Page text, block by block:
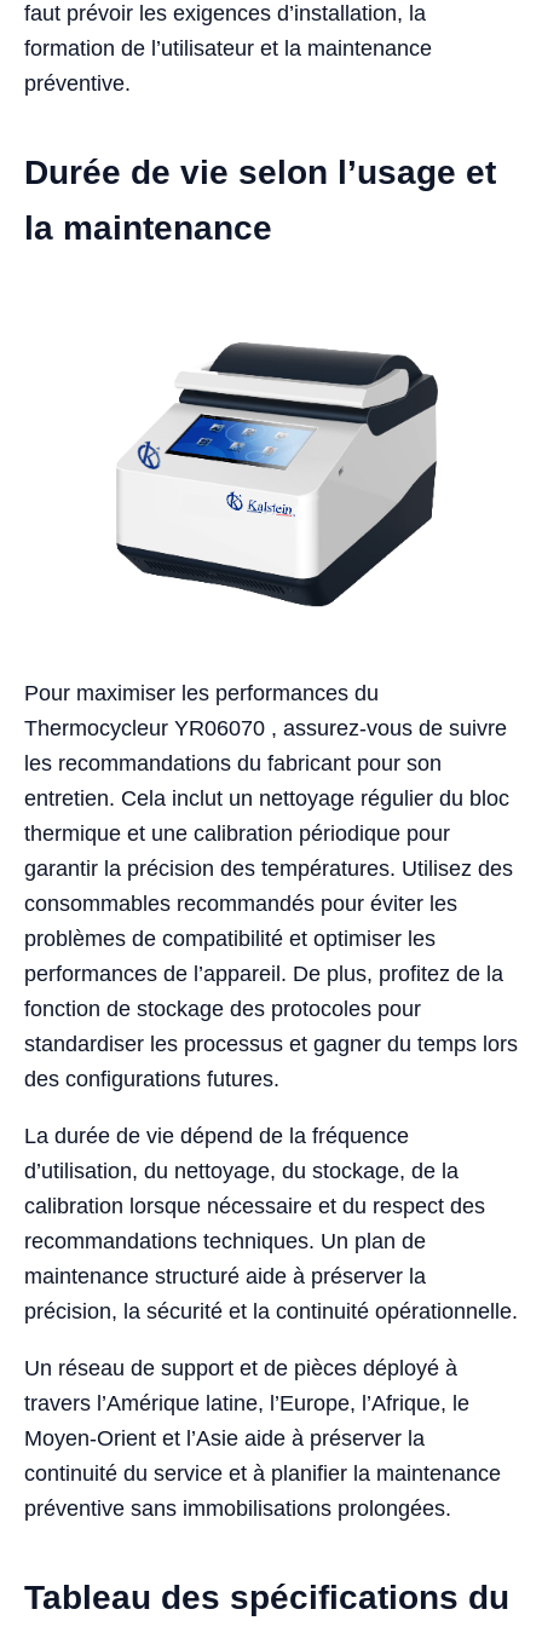
faut prévoir les exigences d’installation, la
formation de l’utilisateur et la maintenance
préventive.
Durée de vie selon l’usage et
la maintenance
Pour maximiser les performances du
Thermocycleur YR06070 , assurez-vous de suivre
les recommandations du fabricant pour son
entretien. Cela inclut un nettoyage régulier du bloc
thermique et une calibration périodique pour
garantir la précision des températures. Utilisez des
consommables recommandés pour éviter les
problèmes de compatibilité et optimiser les
performances de l’appareil. De plus, profitez de la
fonction de stockage des protocoles pour
standardiser les processus et gagner du temps lors
des configurations futures.
La durée de vie dépend de la fréquence
d’utilisation, du nettoyage, du stockage, de la
calibration lorsque nécessaire et du respect des
recommandations techniques. Un plan de
maintenance structuré aide à préserver la
précision, la sécurité et la continuité opérationnelle.
Un réseau de support et de pièces déployé à
travers l’Amérique latine, l’Europe, l’Afrique, le
Moyen-Orient et l’Asie aide à préserver la
continuité du service et à planifier la maintenance
préventive sans immobilisations prolongées.
Tableau des spécifications du